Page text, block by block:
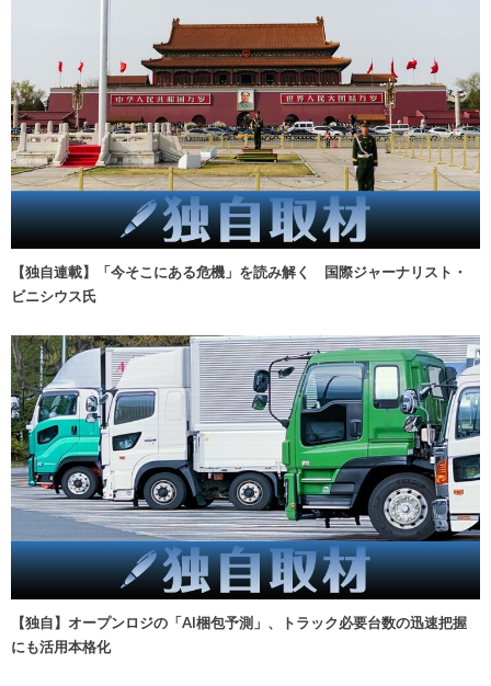
【独自連載】「今そこにある危機」を読み解く 国際ジャーナリスト・
ビニシウス氏
【独自】オープンロジの「AI梱包予測」、トラック必要台数の迅速把握
にも活用本格化